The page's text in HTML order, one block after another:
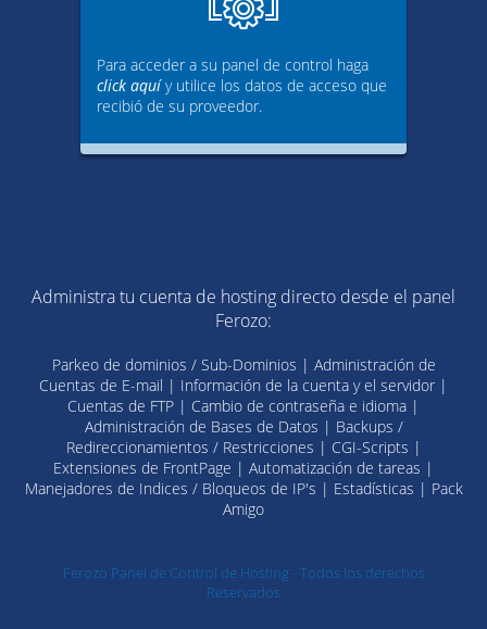
Para acceder a su panel de control haga
click aquíy utilice los datos de acceso que
recibió de su proveedor.
Administra tu cuenta de hosting directo desde el panel
Ferozo:
Parkeo de dominios / Sub-Dominios | Administración de
Cuentas de E-mail | Información de la cuenta y el servidor |
Cuentas de FTP | Cambio de contraseña e idioma |
Administración de Bases de Datos | Backups /
Redireccionamientos / Restricciones | CGI-Scripts |
Extensiones de FrontPage | Automatización de tareas |
Manejadores de Indices / Bloqueos de IP's | Estadísticas | Pack
Amigo
Ferozo Panel de Control de Hosting - Todos los derechos
Reservados